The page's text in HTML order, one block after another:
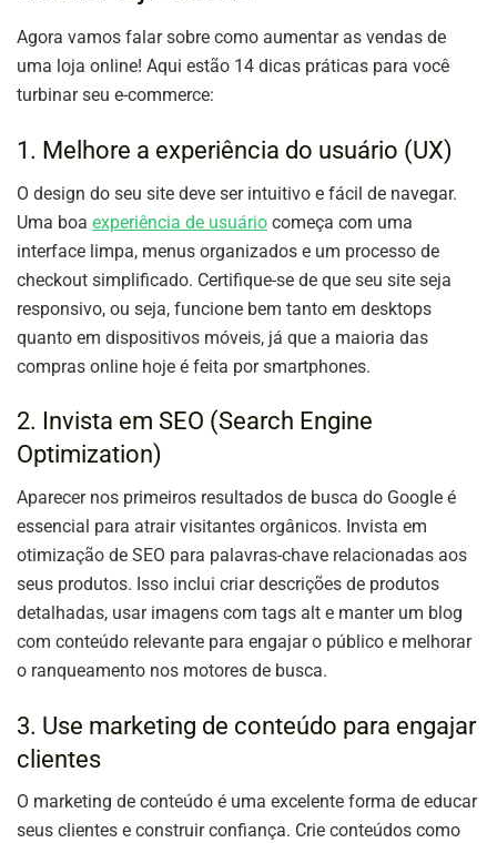
Agora vamos falar sobre como aumentar as vendas de
uma loja online! Aqui estão 14 dicas práticas para você
turbinar seu e-commerce:
1. Melhore a experiência do usuário (UX)
O design do seu site deve ser intuitivo e fácil de navegar.
Uma boa experiência de usuário começa com uma
interface limpa, menus organizados e um processo de
checkout simplificado. Certifique-se de que seu site seja
responsivo, ou seja, funcione bem tanto em desktops
quanto em dispositivos móveis, já que a maioria das
compras online hoje é feita por smartphones.
2. Invista em SEO (Search Engine
Optimization)
Aparecer nos primeiros resultados de busca do Google é
essencial para atrair visitantes orgânicos. Invista em
otimização de SEO para palavras-chave relacionadas aos
seus produtos. Isso inclui criar descrições de produtos
detalhadas, usar imagens com tags alt e manter um blog
com conteúdo relevante para engajar o público e melhorar
o ranqueamento nos motores de busca.
3. Use marketing de conteúdo para engajar
clientes
O marketing de conteúdo é uma excelente forma de educar
seus clientes e construir confiança. Crie conteúdos como